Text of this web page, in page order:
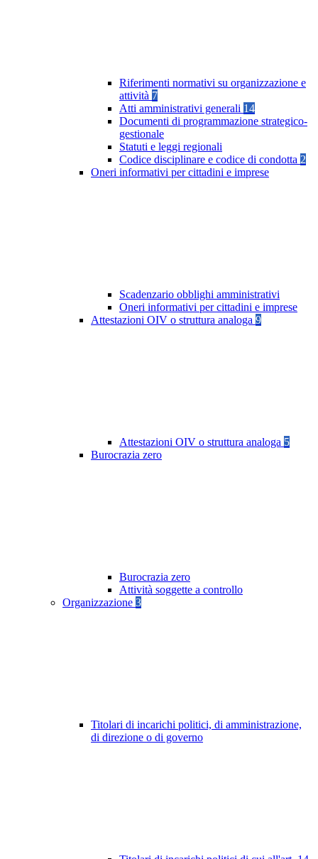
Riferimenti normativi su organizzazione e
attività 7
Atti amministrativi generali 14
Documenti di programmazione strategico-
gestionale
Statuti e leggi regionali
Codice disciplinare e codice di condotta 2
Oneri informativi per cittadini e imprese
Scadenzario obblighi amministrativi
Oneri informativi per cittadini e imprese
Attestazioni OIV o struttura analoga 9
Attestazioni OIV o struttura analoga 5
Burocrazia zero
Burocrazia zero
Attività soggette a controllo
Organizzazione 3
Titolari di incarichi politici, di amministrazione,
di direzione o di governo